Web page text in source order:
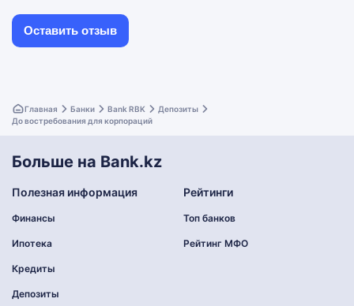
Главная Банки Bank RBK
Депозиты
До востребования для корпораций
Больше на Bank.kz
Полезная информация
Финансы
Ипотека
Кредиты
Депозиты
Рейтинги
Топ банков
Рейтинг МФО